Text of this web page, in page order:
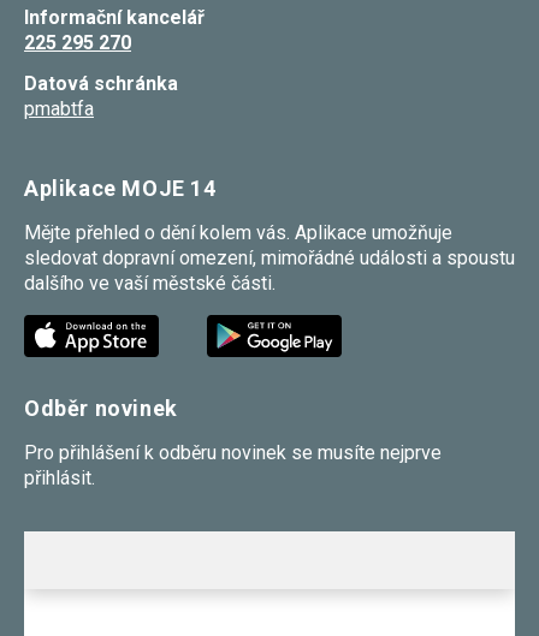
Informační kancelář
225 295 270
Datová schránka
pmabtfa
Aplikace MOJE 14
Mějte přehled o dění kolem vás. Aplikace umožňuje
sledovat dopravní omezení, mimořádné události a spoustu
dalšího ve vaší městské části.
Odběr novinek
Pro přihlášení k odběru novinek se musíte nejprve
přihlásit.